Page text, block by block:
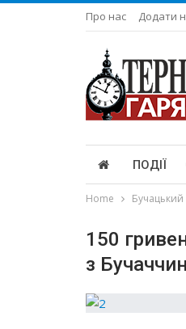
Про нас Додати
ПОДІЇ
Home
150
з